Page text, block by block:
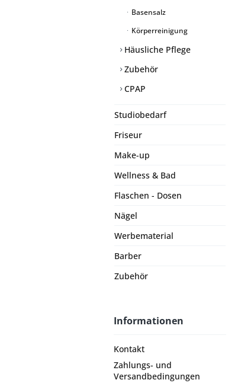
Basensalz
Körperreinigung
Häusliche Pflege
Zubehör
CPAP
Studiobedarf
Friseur
Make-up
Wellness & Bad
Flaschen - Dosen
Nägel
Werbematerial
Barber
Zubehör
Informationen
Kontakt
Zahlungs- und
Versandbedingungen